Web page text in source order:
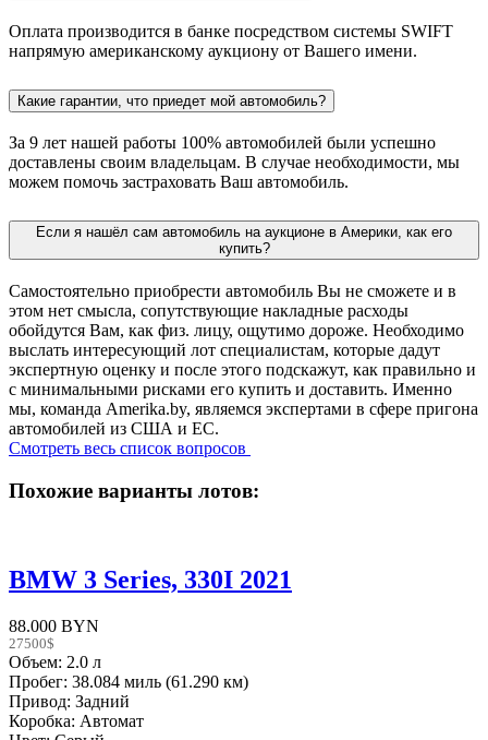
Оплата производится в банке посредством системы SWIFT
напрямую американскому аукциону от Вашего имени.
Какие гарантии, что приедет мой автомобиль?
За 9 лет нашей работы 100% автомобилей были успешно
доставлены своим владельцам. В случае необходимости, мы
можем помочь застраховать Ваш автомобиль.
Если я нашёл сам автомобиль на аукционе в Америки, как его
купить?
Самостоятельно приобрести автомобиль Вы не сможете и в
этом нет смысла, сопутствующие накладные расходы
обойдутся Вам, как физ. лицу, ощутимо дороже. Необходимо
выслать интересующий лот специалистам, которые дадут
экспертную оценку и после этого подскажут, как правильно и
с минимальными рисками его купить и доставить. Именно
мы, команда Amerika.by, являемся экспертами в сфере пригона
автомобилей из США и ЕС.
Смотреть весь список вопросов
Похожие варианты лотов:
BMW 3 Series, 330I 2021
88.000 BYN
27500$
Объем: 2.0 л
Пробег: 38.084 миль (61.290 км)
Привод: Задний
Коробка: Автомат